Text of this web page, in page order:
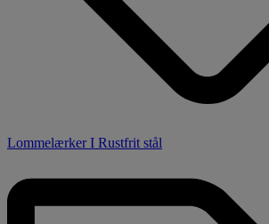
Lommelærker I Rustfrit stål